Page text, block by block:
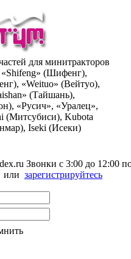
для минитракторов
(Шифенг),
«Weituo» (Вейтуо),
(Тайшань),
«Русич», «Уралец»,
(Митсубиси), Kubota
Iseki (Исеки)
Звонки с 3:00 до 12:00
или зарегистрируйтесь